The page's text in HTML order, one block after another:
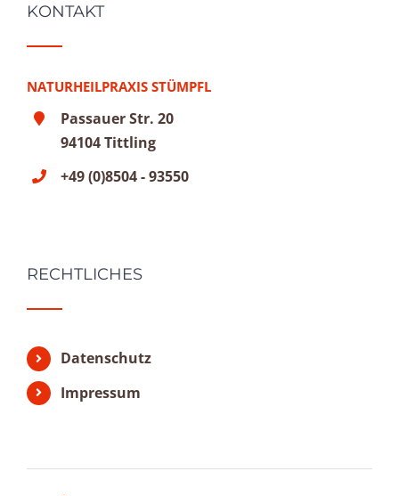
KONTAKT
NATURHEILPRAXIS STÜMPFL
Passauer Str. 20
94104 Tittling
+49 (0)8504 - 93550
RECHTLICHES
Datenschutz
Impressum